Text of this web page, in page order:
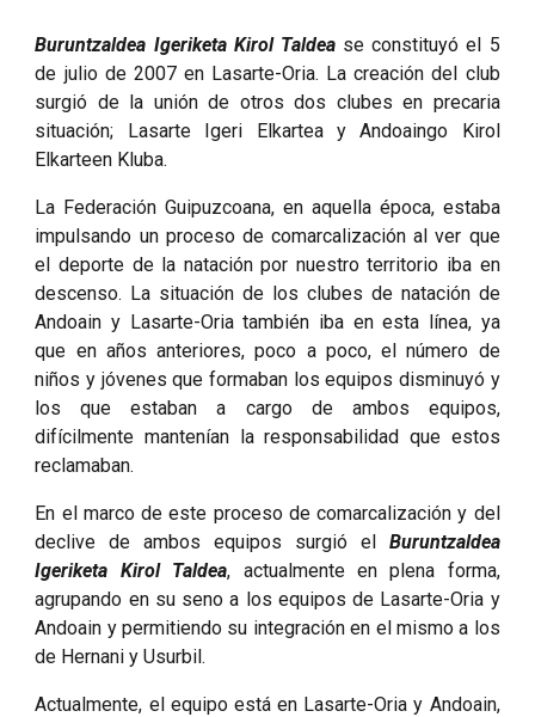
Buruntzaldea Igeriketa Kirol Taldease constituyó el 5
de julio de 2007 en Lasarte-Oria. La creación del club
surgió de la unión de otros dos clubes en precaria
situación; Lasarte Igeri Elkartea y Andoaingo Kirol
Elkarteen Kluba.
La Federación Guipuzcoana, en aquella época, estaba
impulsando un proceso de comarcalización al ver que
el deporte de la natación por nuestro territorio iba en
descenso. La situación de los clubes de natación de
Andoain y Lasarte-Oria también iba en esta línea, ya
que en años anteriores, poco a poco, el número de
niños y jóvenes que formaban los equipos disminuyó y
los que estaban a cargo de ambos equipos,
difícilmente mantenían la responsabilidad que estos
reclamaban.
En el marco de este proceso de comarcalización y del
declive de ambos equipos surgió el Buruntzaldea
Igeriketa Kirol Taldea, actualmente en plena forma,
agrupando en su seno a los equipos de Lasarte-Oria y
Andoain y permitiendo su integración en el mismo a los
de Hernani y Usurbil.
Actualmente, el equipo está en Lasarte-Oria y Andoain,